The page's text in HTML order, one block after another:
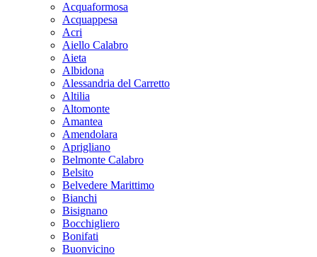
Acquaformosa
Acquappesa
Acri
Aiello Calabro
Aieta
Albidona
Alessandria del Carretto
Altilia
Altomonte
Amantea
Amendolara
Aprigliano
Belmonte Calabro
Belsito
Belvedere Marittimo
Bianchi
Bisignano
Bocchigliero
Bonifati
Buonvicino